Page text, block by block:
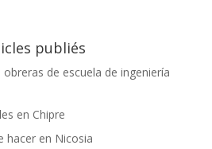
publiés
de escuela de ingeniería
en Chipre
hacer en Nicosia